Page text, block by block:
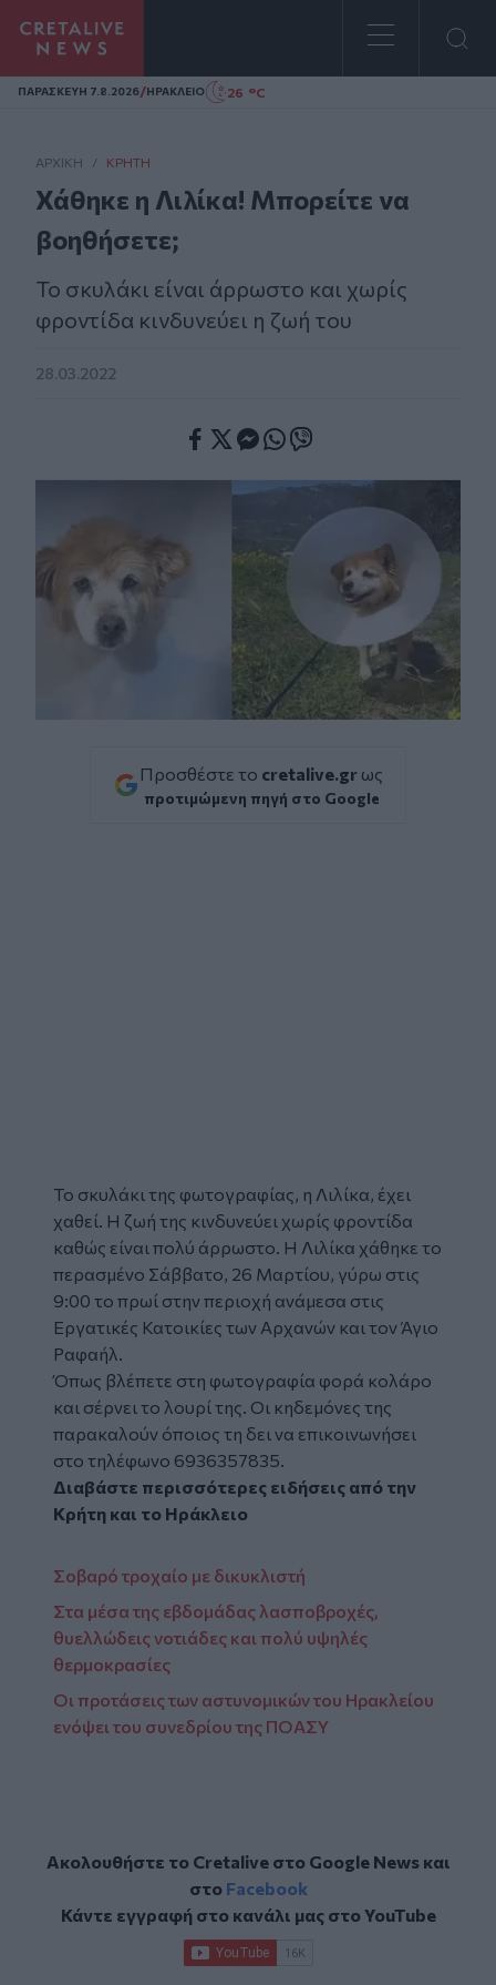
Homepage
ΠΑΡΑΣΚΕΥΗ 7.8.2026/ΗΡΑΚΛΕΙΟ 26 °C
ΑΡΧΙΚΗ / ΚΡΉΤΗ
Χάθηκε η Λιλίκα! Μπορείτε να
βοηθήσετε;
Το σκυλάκι είναι άρρωστο και χωρίς
φροντίδα κινδυνεύει η ζωή του
28.03.2022
Προσθέστε το cretalive.gr ως
προτιμώμενη πηγή στο Google
Το σκυλάκι της φωτογραφίας, η Λιλίκα, έχει
χαθεί. Η ζωή της κινδυνεύει χωρίς φροντίδα
καθώς είναι πολύ άρρωστο. Η Λιλίκα χάθηκε το
περασμένο Σάββατο, 26 Μαρτίου, γύρω στις
9:00 το πρωί στην περιοχή ανάμεσα στις
Εργατικές Κατοικίες των Αρχανών και τον Άγιο
Ραφαήλ.
Όπως βλέπετε στη φωτογραφία φορά κολάρο
και σέρνει το λουρί της. Οι κηδεμόνες της
παρακαλούν όποιος τη δει να επικοινωνήσει
στο τηλέφωνο 6936357835.
Διαβάστε περισσότερες ειδήσεις από την
Κρήτη και το Ηράκλειο
Σοβαρό τροχαίο με δικυκλιστή
Στα μέσα της εβδομάδας λασποβροχές,
θυελλώδεις νοτιάδες και πολύ υψηλές
θερμοκρασίες
Οι προτάσεις των αστυνομικών του Ηρακλείου
ενόψει του συνεδρίου της ΠΟΑΣΥ
Ακολουθήστε το Cretalive στο Google Newsκαι
στο Facebook
Κάντε εγγραφή στο κανάλι μας στοYouTube